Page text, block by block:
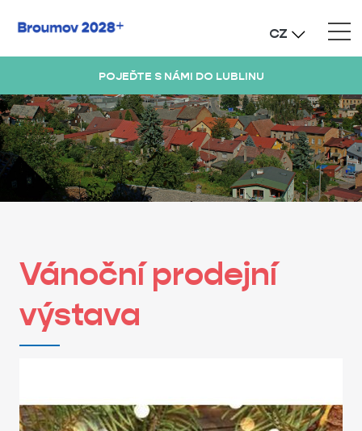
CZ
POJEĎTE S NÁMI DO LUBLINU
Vánoční prodejní
výstava